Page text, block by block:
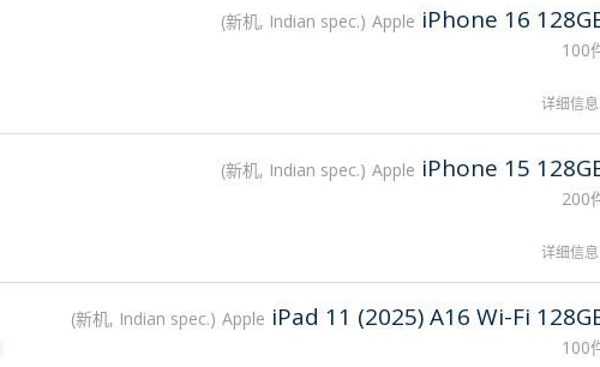
新机, Indian spec. Apple iPhone 16
100
详细信息
新机, Indian spec. Apple iPhone 15
200
详细信息
新机, Indian spec. Apple iPad 11 (2025) A16 Wi-Fi
100